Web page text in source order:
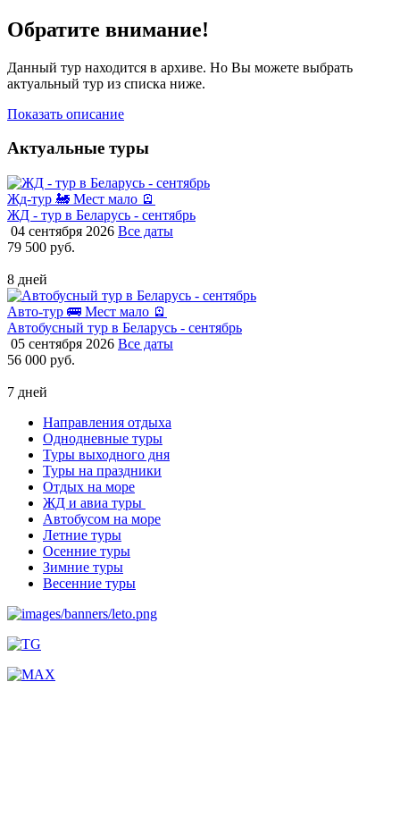
Обратите внимание!
Данный тур находится в архиве. Но Вы можете выбрать
актуальный тур из списка ниже.
Показать описание
Актуальные туры
Жд-тур 🚂 Мест мало 🪫
ЖД - тур в Беларусь - сентябрь
04 сентября 2026 Все даты
79 500 руб.
8 дней
Авто-тур 🚌 Мест мало 🪫
Автобусный тур в Беларусь - сентябрь
05 сентября 2026 Все даты
56 000 руб.
7 дней
Направления отдыха
Однодневные туры
Туры выходного дня
Туры на праздники
Отдых на море
ЖД и авиа туры
Автобусом на море
Летние туры
Осенние туры
Зимние туры
Весенние туры